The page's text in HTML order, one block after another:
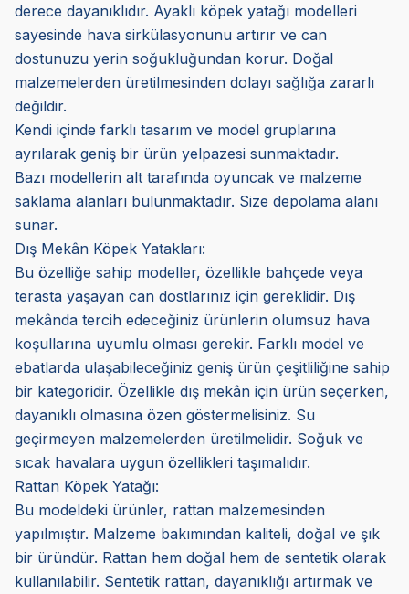
derece dayanıklıdır. Ayaklı köpek yatağı modelleri
sayesinde hava sirkülasyonunu artırır ve can
dostunuzu yerin soğukluğundan korur. Doğal
malzemelerden üretilmesinden dolayı sağlığa zararlı
değildir.
Kendi içinde farklı tasarım ve model gruplarına
ayrılarak geniş bir ürün yelpazesi sunmaktadır.
Bazı modellerin alt tarafında oyuncak ve malzeme
saklama alanları bulunmaktadır. Size depolama alanı
sunar.
Dış Mekân Köpek Yatakları:
Bu özelliğe sahip modeller, özellikle bahçede veya
terasta yaşayan can dostlarınız için gereklidir. Dış
mekânda tercih edeceğiniz ürünlerin olumsuz hava
koşullarına uyumlu olması gerekir. Farklı model ve
ebatlarda ulaşabileceğiniz geniş ürün çeşitliliğine sahip
bir kategoridir. Özellikle dış mekân için ürün seçerken,
dayanıklı olmasına özen göstermelisiniz. Su
geçirmeyen malzemelerden üretilmelidir. Soğuk ve
sıcak havalara uygun özellikleri taşımalıdır.
Rattan Köpek Yatağı:
Bu modeldeki ürünler, rattan malzemesinden
yapılmıştır. Malzeme bakımından kaliteli, doğal ve şık
bir üründür. Rattan hem doğal hem de sentetik olarak
kullanılabilir. Sentetik rattan, dayanıklığı artırmak ve